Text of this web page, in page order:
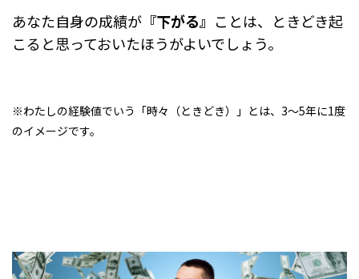
あなた自身の成績が 『下がる』 ことは、ときどき起
こると思っておいたほうがよいでしょう。
※わたしの経験値でいう「時々（ときどき）」とは、3～5年に1度
のイメージです。